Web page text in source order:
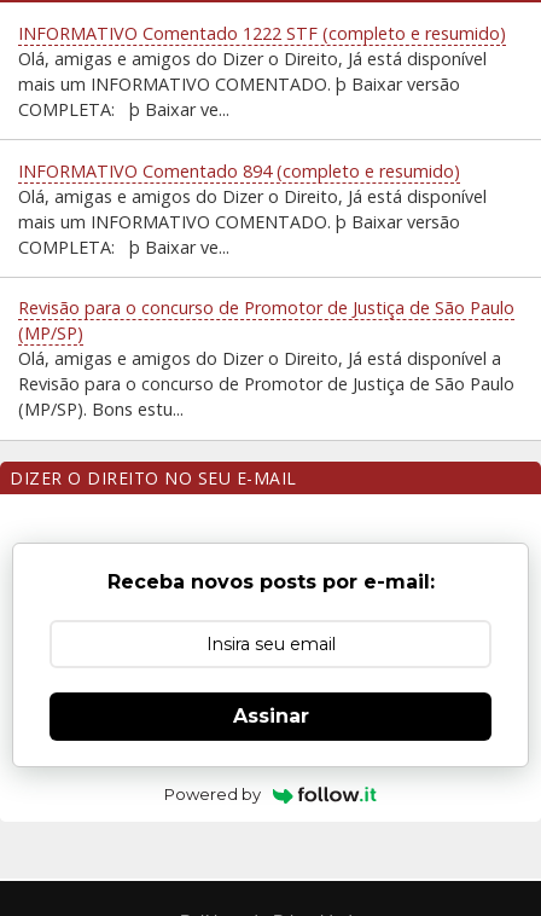
INFORMATIVO Comentado 1222 STF (completo e resumido)
Olá, amigas e amigos do Dizer o Direito, Já está disponível
mais um INFORMATIVO COMENTADO. þ Baixar versão
COMPLETA: þ Baixar ve...
INFORMATIVO Comentado 894 (completo e resumido)
Olá, amigas e amigos do Dizer o Direito, Já está disponível
mais um INFORMATIVO COMENTADO. þ Baixar versão
COMPLETA: þ Baixar ve...
Revisão para o concurso de Promotor de Justiça de São Paulo
(MP/SP)
Olá, amigas e amigos do Dizer o Direito, Já está disponível a
Revisão para o concurso de Promotor de Justiça de São Paulo
(MP/SP). Bons estu...
DIZER O DIREITO NO SEU E-MAIL
Receba novos posts por e-mail:
Assinar
Powered by